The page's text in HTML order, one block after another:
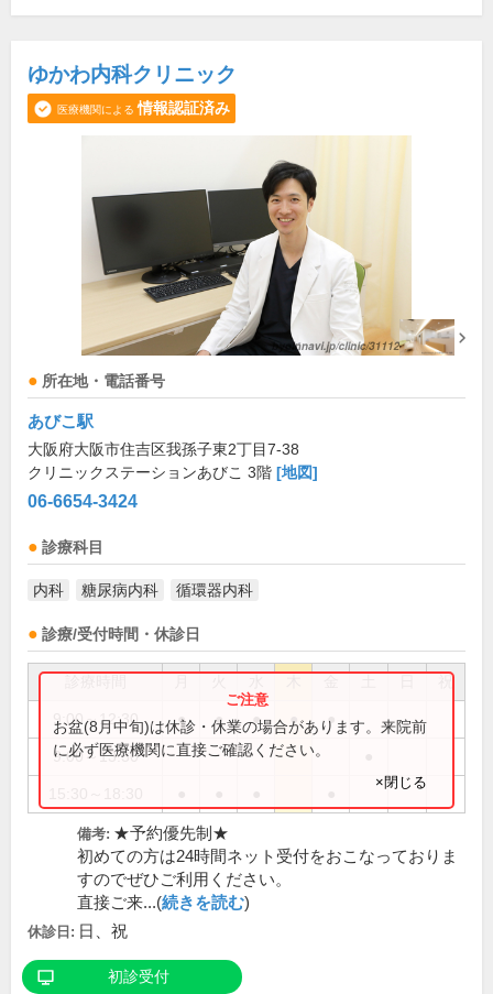
ゆかわ内科クリニック
医療機関による 情報認証済み
所在地・電話番号
あびこ駅
大阪府大阪市住吉区我孫子東2丁目7-38
クリニックステーションあびこ 3階 [地図]
06-6654-3424
診療科目
内科 糖尿病内科 循環器内科
診療/受付時間・休診日
祝
9:00～12:30 ● ● ● ● ●
9:00～13:30
お盆(8月中旬)は休診・休業の場合があります。来院前
に必ず医療機関に直接ご確認ください。
×閉じる
備考: ★予約優先制★
初めての方は24時間ネット受付をおこなっておりま
すのでぜひご利用ください。
直接ご来...(続きを読む)
休診日: 日、祝
初診受付